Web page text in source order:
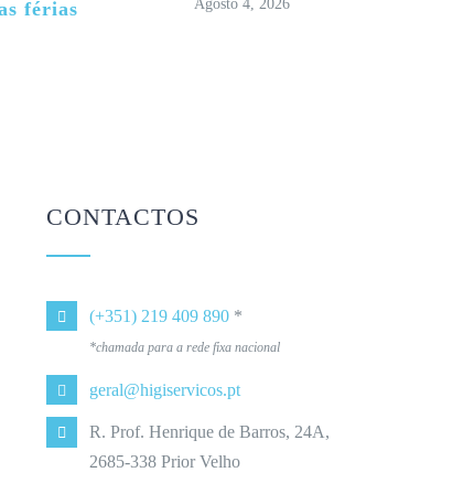
férias
Agosto 4, 2026
CONTACTOS
(+351) 219 409 890*
*chamada para a rede fixa nacional
geral@higiservicos.pt
R. Prof. Henrique de Barros, 24A,
2685-338 Prior Velho